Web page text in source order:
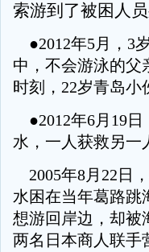
索游到了被困人
●2012年5月，3
中，不会游泳的父
时刻，22岁青岛
●2012年6月19日
水，一人获救另一
2005年8月22日
水困在当年葛路跳
想游回岸边，却被
两名日本商人联手